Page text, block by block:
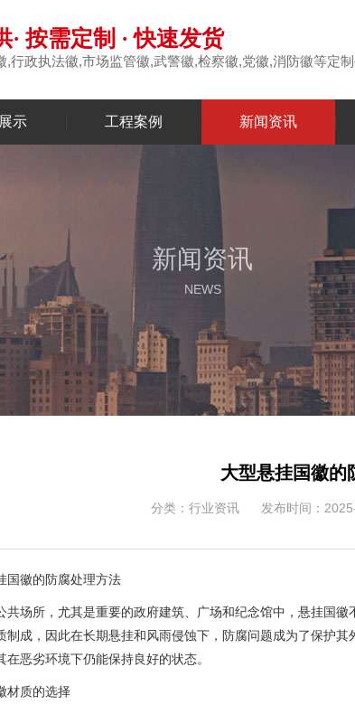
· 按需定制 · 快速发货
,行政执法徽,市场监管徽,武警徽,检察徽,党徽,消防徽等定
示 工程案例 新闻资讯
新闻资讯
NEWS
大型悬挂国徽的
分类：行业资讯 发布时间：
国徽的防腐处理方法
共场所，尤其是重要的政府建筑、广场和纪念馆中，悬挂国
制成，因此在长期悬挂和风雨侵蚀下，防腐问题成为了保护
在恶劣环境下仍能保持良好的状态。
材质的选择